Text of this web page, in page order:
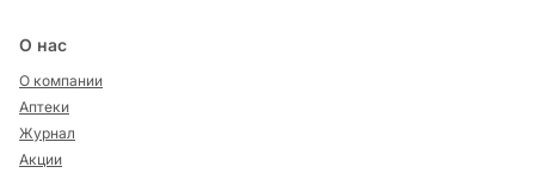
О нас
О компании
Аптеки
Журнал
Акции